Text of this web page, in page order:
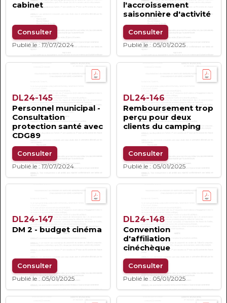
cabinet
Consulter
Publié le : 17/07/2024
l'accroissement
saisonnière d'activité
Consulter
Publié le : 05/01/2025
DL24-145
Personnel municipal -
Consultation
protection santé avec
CDG89
Consulter
Publié le : 17/07/2024
DL24-146
Remboursement trop
perçu pour deux
clients du camping
Consulter
Publié le : 05/01/2025
DL24-147
DM 2 - budget cinéma
Consulter
Publié le : 05/01/2025
DL24-148
Convention
d'affiliation
cinéchèque
Consulter
Publié le : 05/01/2025